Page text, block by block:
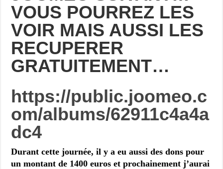
VOUS POURREZ LES
VOIR MAIS AUSSI LES
RECUPERER
GRATUITEMENT…
https://public.joomeo.c
om/albums/62911c4a4a
dc4
Durant cette journée, il y a eu aussi des dons pour
un montant de 1400 euros et prochainement j’aurai